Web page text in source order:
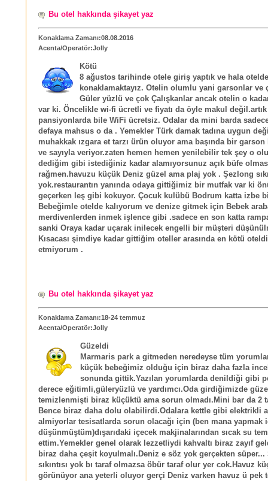
Bu otel hakkında şikayet yaz
Konaklama Zamanı:08.08.2016
Acenta/Operatör:Jolly
Kötü
8 ağustos tarihinde otele giriş yaptık ve hala otelde
konaklamaktayız. Otelin olumlu yani garsonlar ve
Güler yüzlü ve çok Çalışkanlar ancak otelin o
var ki. Öncelikle wi-fi ücretli ve fiyatı da öyle makul
pansiyonlarda bile WiFi ücretsiz. Odalar da mini barda
defaya mahsus o da . Yemekler Türk damak tadına uygun
muhakkak ızgara et tarzı ürün oluyor ama başında bir
ve sayıyla veriyor.zaten hemen hemen yenilebilir tek şey o
dediğim gibi istediğiniz kadar alamıyorsunuz açık büfe
rağmen.havuzu küçük Deniz güzel ama plaj yok . Şezlong
yok.restaurantın yanında odaya gittiğimiz bir mutfak var ki
geçerken leş gibi kokuyor. Çocuk kulübü Bodrum katta izbe
Bebeğimle otelde kalıyorum ve denize gitmek için Bebek
merdivenlerden inmek işlence gibi .sadece en son katta
sanki Oraya kadar uçarak inilecek engelli bir müşteri
Kısacası şimdiye kadar gittiğim oteller arasında en kötü
etmiyorum .
Bu otel hakkında şikayet yaz
Konaklama Zamanı:18-24 temmuz
Acenta/Operatör:Jolly
Güzeldi
Marmaris park a gitmeden neredeyse tüm
küçük bebeğimiz olduğu için biraz daha fazla
sonunda gittik.Yazılan yorumlarda denildiği gibi
derece eğitimli,güleryüzlü ve yardımcı.Oda girdiğimizde
temizlenmişti biraz küçüktü ama sorun olmadı.Mini bar da 2
Bence biraz daha dolu olabilirdi.Odalara kettle gibi elektrikli
almiyorlar tesisatlarda sorun olacağı için (ben mana yapmak
düşünmüştüm)dışarıdaki içecek makjinalarından sıcak su
ettim.Yemekler genel olarak lezzetliydi kahvaltı biraz zayıf
biraz daha çeşit koyulmalı.Deniz e söz yok gerçekten süper...
sıkıntısı yok bı taraf olmazsa öbür taraf olur yer cok.Havuz
görünüyor ana yeterli oluyor gerçi Deniz varken havuz ü pek